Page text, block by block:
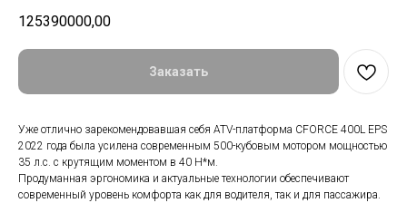
125390000,00
Заказать
Уже отлично зарекомендовавшая себя ATV-платформа CFORCE 400L EPS
2022 года была усилена современным 500-кубовым мотором мощностью
35 л.с. с крутящим моментом в 40 H*м.
Продуманная эргономика и актуальные технологии обеспечивают
современный уровень комфорта как для водителя, так и для пассажира.